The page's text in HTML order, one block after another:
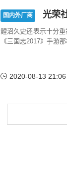
国内外厂商 光荣
鲤沼久史还表示十分
《三国志2017》手游
2020-08-13 21:06